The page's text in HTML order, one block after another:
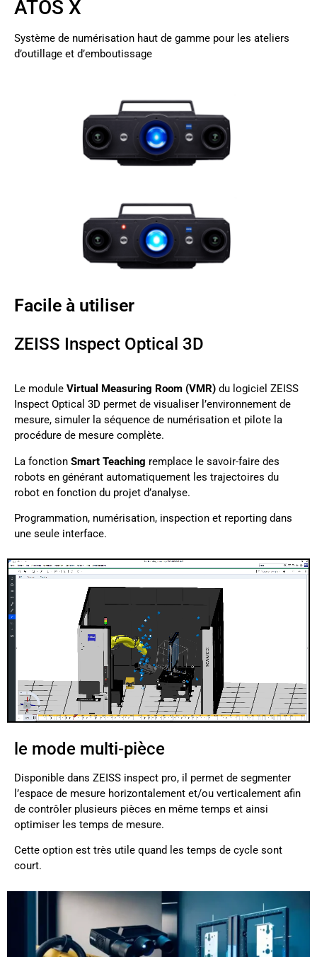
ATOS X
Système de numérisation haut de gamme pour les ateliers
d’outillage et d’emboutissage
Facile à utiliser
ZEISS Inspect Optical 3D
Le module Virtual Measuring Room (VMR) du logiciel ZEISS
Inspect Optical 3D permet de visualiser l’environnement de
mesure, simuler la séquence de numérisation et pilote la
procédure de mesure complète.
La fonction Smart Teaching remplace le savoir-faire des
robots en générant automatiquement les trajectoires du
robot en fonction du projet d’analyse.
Programmation, numérisation, inspection et reporting dans
une seule interface.
le mode multi-pièce
Disponible dans ZEISS inspect pro, il permet de segmenter
l’espace de mesure horizontalement et/ou verticalement afin
de contrôler plusieurs pièces en même temps et ainsi
optimiser les temps de mesure.
Cette option est très utile quand les temps de cycle sont
court.